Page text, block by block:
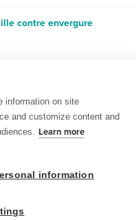
contre envergure
information on site
and customize content and
Learn more
information